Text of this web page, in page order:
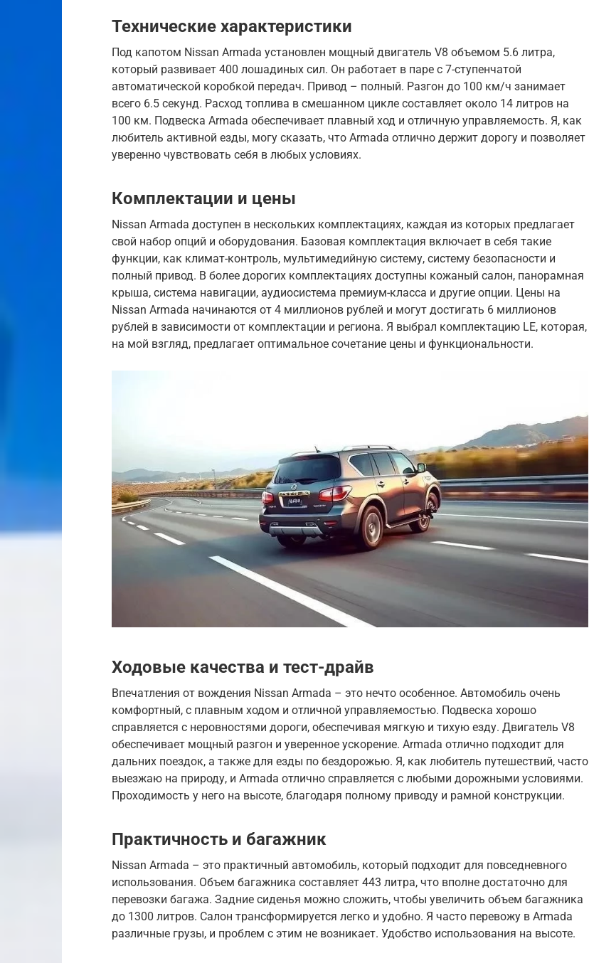
Технические характеристики
Под капотом Nissan Armada установлен мощный двигатель V8 объемом 5.6 литра,
который развивает 400 лошадиных сил. Он работает в паре с 7-ступенчатой
автоматической коробкой передач. Привод – полный. Разгон до 100 км/ч занимает
всего 6.5 секунд. Расход топлива в смешанном цикле составляет около 14 литров на
100 км. Подвеска Armada обеспечивает плавный ход и отличную управляемость. Я, как
любитель активной езды, могу сказать, что Armada отлично держит дорогу и позволяет
уверенно чувствовать себя в любых условиях.
Комплектации и цены
Nissan Armada доступен в нескольких комплектациях, каждая из которых предлагает
свой набор опций и оборудования. Базовая комплектация включает в себя такие
функции, как климат-контроль, мультимедийную систему, систему безопасности и
полный привод. В более дорогих комплектациях доступны кожаный салон, панорамная
крыша, система навигации, аудиосистема премиум-класса и другие опции. Цены на
Nissan Armada начинаются от 4 миллионов рублей и могут достигать 6 миллионов
рублей в зависимости от комплектации и региона. Я выбрал комплектацию LE, которая,
на мой взгляд, предлагает оптимальное сочетание цены и функциональности.
Ходовые качества и тест-драйв
Впечатления от вождения Nissan Armada – это нечто особенное. Автомобиль очень
комфортный, с плавным ходом и отличной управляемостью. Подвеска хорошо
справляется с неровностями дороги, обеспечивая мягкую и тихую езду. Двигатель V8
обеспечивает мощный разгон и уверенное ускорение. Armada отлично подходит для
дальних поездок, а также для езды по бездорожью. Я, как любитель путешествий, часто
выезжаю на природу, и Armada отлично справляется с любыми дорожными условиями.
Проходимость у него на высоте, благодаря полному приводу и рамной конструкции.
Практичность и багажник
Nissan Armada – это практичный автомобиль, который подходит для повседневного
использования. Объем багажника составляет 443 литра, что вполне достаточно для
перевозки багажа. Задние сиденья можно сложить, чтобы увеличить объем багажника
до 1300 литров. Салон трансформируется легко и удобно. Я часто перевожу в Armada
различные грузы, и проблем с этим не возникает. Удобство использования на высоте.